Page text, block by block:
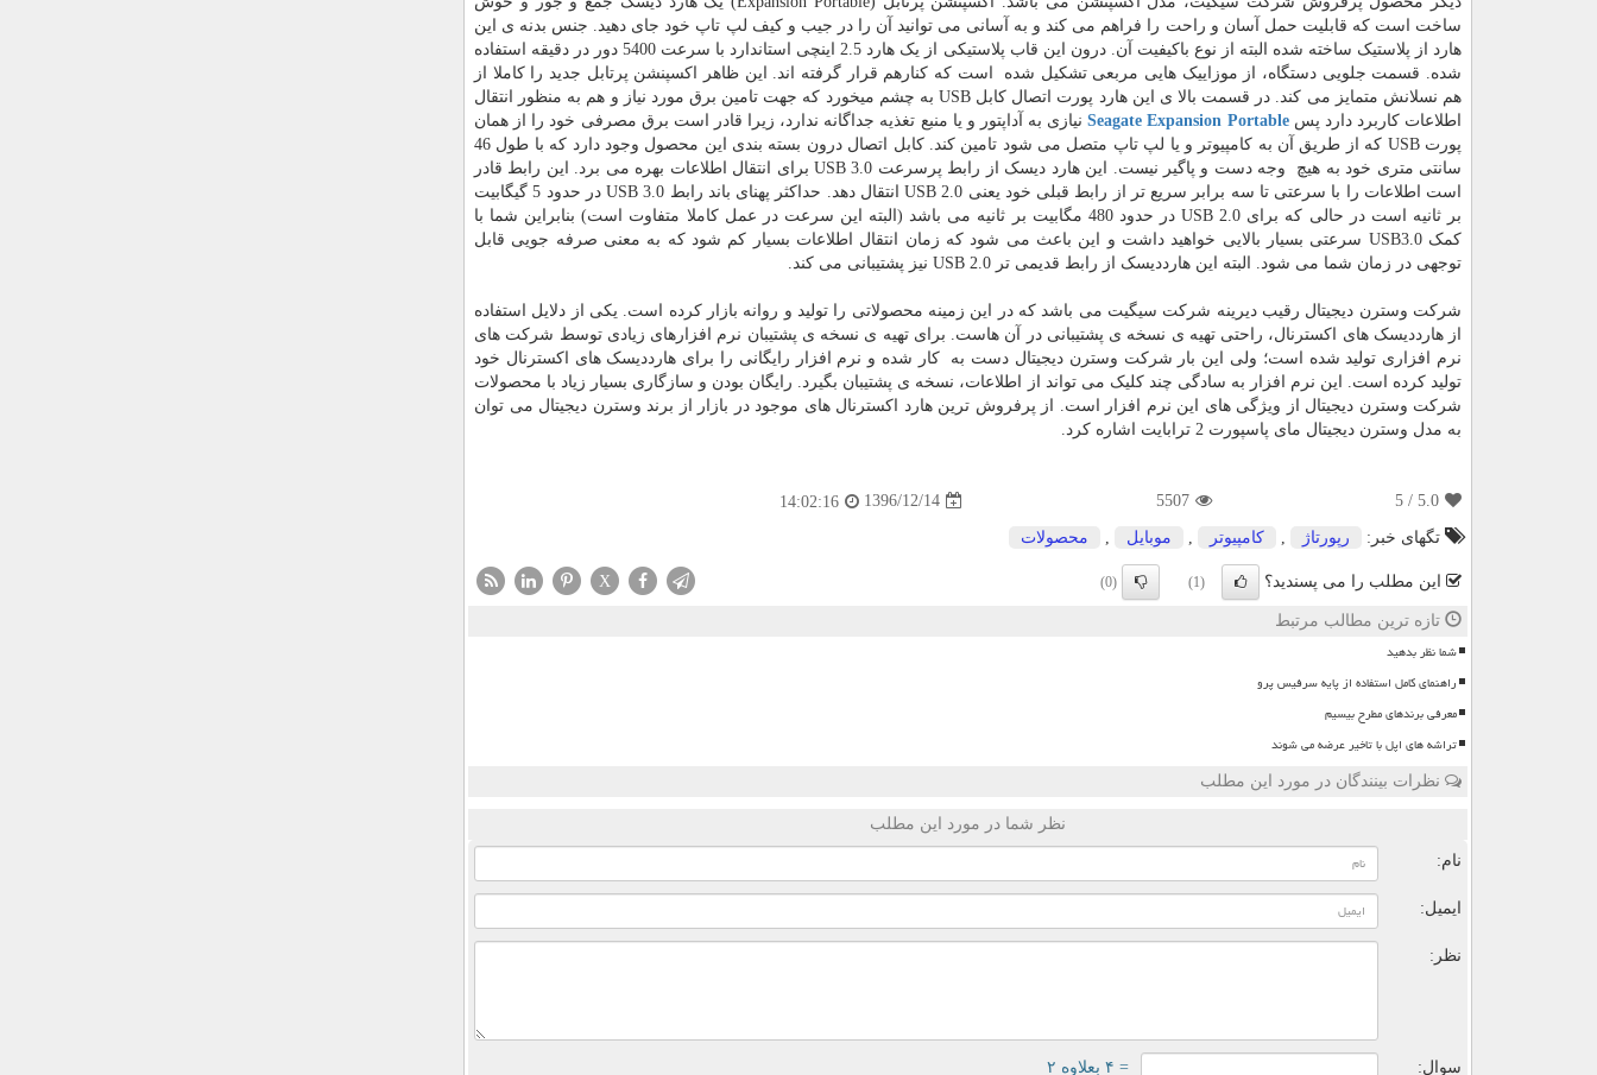
ساخت است که قابلیت حمل آسان و راحت را فراهم می کند و به آسانی می توانید آن را در جیب و کیف لپ تاپ خود جای دهید. جنس بدنه ی این
هارد از پلاستیک ساخته شده البته از نوع باکیفیت آن. درون این قاب پلاستیکی از یک هارد 2.5 اینچی استاندارد با سرعت 5400 دور در دقیقه استفاده
شده. قسمت جلویی دستگاه، از موزاییک هایی مربعی تشکیل شده است که کنارهم قرار گرفته اند. این ظاهر اکسپنشن پرتابل جدید را کاملا از
هم نسلانش متمایز می کند. در قسمت بالا ی این هارد پورت اتصال کابل USB به چشم میخورد که جهت تامین برق مورد نیاز و هم به منظور انتقال
اطلاعات کاربرد دارد پسSeagate Expansion Portableنیازی به آداپتور و یا منبع تغذیه جداگانه ندارد، زیرا قادر است برق مصرفی خود را از همان
پورت USB که از طریق آن به کامپیوتر و یا لپ تاپ متصل می شود تامین کند. کابل اتصال درون بسته بندی این محصول وجود دارد که با طول 46
سانتی متری خود به هیچ وجه دست و پاگیر نیست. این هارد دیسک از رابط پرسرعت USB 3.0 برای انتقال اطلاعات بهره می برد. این رابط قادر
است اطلاعات را با سرعتی تا سه برابر سریع تر از رابط قبلی خود یعنی USB 2.0 انتقال دهد. حداکثر پهنای باند رابط USB 3.0 در حدود 5 گیگابیت
بر ثانیه است در حالی که برای USB 2.0 در حدود 480 مگابیت بر ثانیه می باشد (البته این سرعت در عمل کاملا متفاوت است) بنابراین شما با
کمک USB3.0 سرعتی بسیار بالایی خواهید داشت و این باعث می شود که زمان انتقال اطلاعات بسیار کم شود که به معنی صرفه جویی قابل
توجهی در زمان شما می شود. البته این هارددیسک از رابط قدیمی تر USB 2.0 نیز پشتیبانی می کند.
شرکت وسترن دیجیتال رقیب دیرینه شرکت سیگیت می باشد که در این زمینه محصولاتی را تولید و روانه بازار کرده است. یکی از دلایل استفاده
از هارددیسک های اکسترنال، راحتی تهیه ی نسخه ی پشتیبانی در آن هاست. برای تهیه ی نسخه ی پشتیبان نرم افزارهای زیادی توسط شرکت های
نرم افزاری تولید شده است؛ ولی این بار شرکت وسترن دیجیتال دست به کار شده و نرم افزار رایگانی را برای هارددیسک های اکسترنال خود
تولید کرده است. این نرم افزار به سادگی چند کلیک می تواند از اطلاعات، نسخه ی پشتیبان بگیرد. رایگان بودن و سازگاری بسیار زیاد با محصولات
شرکت وسترن دیجیتال از ویژگی های این نرم افزار است. از پرفروش ترین هارد اکسترنال های موجود در بازار از برند وسترن دیجیتال می توان
به مدل وسترن دیجیتال مای پاسپورت 2 ترابایت اشاره کرد.
5.0
/ 5
5507
1396/12/14
14:02:16
تگهای خبر:
رپورتاژ كامپیوتر موبایل محصولات
این مطلب را می پسندید؟ (1)
(0)
X
تازه ترین مطالب مرتبط
شما نظر بدهید
راهنمای کامل استفاده از پایه سرفیس پرو
معرفی برندهای مطرح بیسیم
تراشه های اپل با تاخیر عرضه می شوند
نظرات بینندگان در مورد این مطلب
نظر شما در مورد این مطلب
نام:
ایمیل:
نظر:
سوال: = ۴ بعلاوه ۲